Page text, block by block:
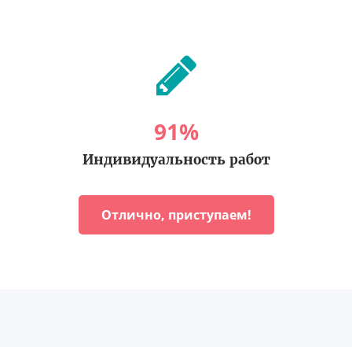
91%
Индивидуальность работ
Отлично, приступаем!